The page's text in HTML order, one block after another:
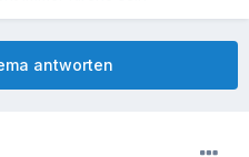
antworten